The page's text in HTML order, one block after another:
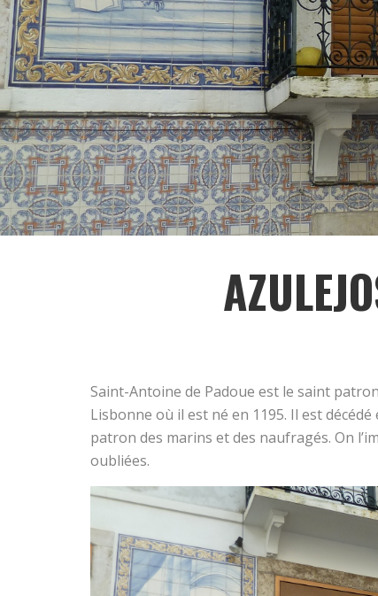
Saint-Antoine de Padoue est le saint
Lisbonne où il est né en 1195. Il est
patron des marins et des naufragés. On
oubliées.